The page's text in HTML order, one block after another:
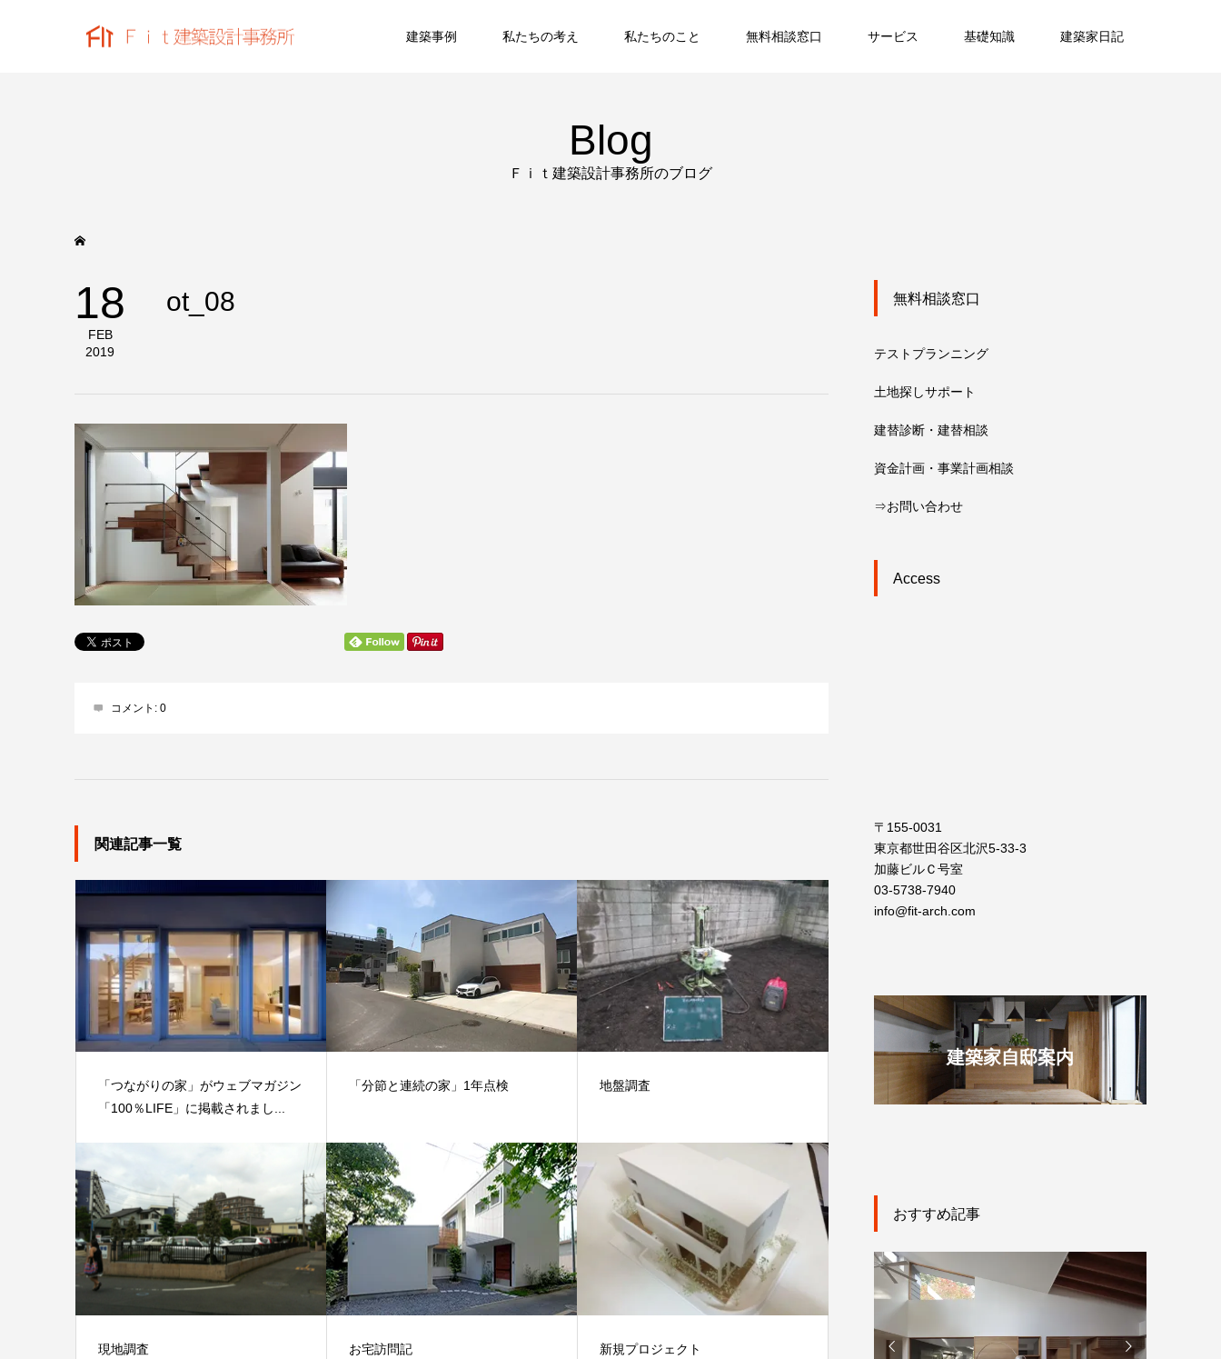
建築事例 私たちの考え 私たちのこと 無料相談窓口 サービス 基礎知識 建築家日記
Blog
Ｆｉｔ建築設計事務所のブログ
18
FEB
2019
ot_08
コメント: 0
関連記事一覧
「つながりの家」がウェブマガジン
「100％LIFE」に掲載されまし...
「分節と連続の家」1年点検 地盤調査
現地調査 お宅訪問記 新規プロジェクト
無料相談窓口
テストプランニング
土地探しサポート
建替診断・建替相談
資金計画・事業計画相談
⇒お問い合わせ
Access
〒155-0031
東京都世田谷区北沢5-33-3
加藤ビルＣ号室
03-5738-7940
info@fit-arch.com
建築家自邸案内
おすすめ記事
 